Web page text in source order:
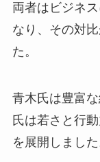
両者はビジネ
なり、その対
た。
青木氏は豊富
氏は若さと行
を展開しました